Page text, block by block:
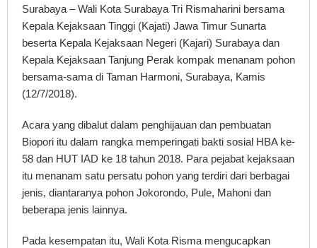
Surabaya – Wali Kota Surabaya Tri Rismaharini bersama
Kepala Kejaksaan Tinggi (Kajati) Jawa Timur Sunarta
beserta Kepala Kejaksaan Negeri (Kajari) Surabaya dan
Kepala Kejaksaan Tanjung Perak kompak menanam pohon
bersama-sama di Taman Harmoni, Surabaya, Kamis
(12/7/2018).
Acara yang dibalut dalam penghijauan dan pembuatan
Biopori itu dalam rangka memperingati bakti sosial HBA ke-
58 dan HUT IAD ke 18 tahun 2018. Para pejabat kejaksaan
itu menanam satu persatu pohon yang terdiri dari berbagai
jenis, diantaranya pohon Jokorondo, Pule, Mahoni dan
beberapa jenis lainnya.
Pada kesempatan itu, Wali Kota Risma mengucapkan